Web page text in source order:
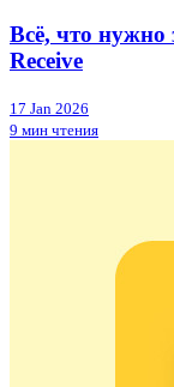
Всё, что нужно
Receive
17 Jan 2026
9 мин чтения